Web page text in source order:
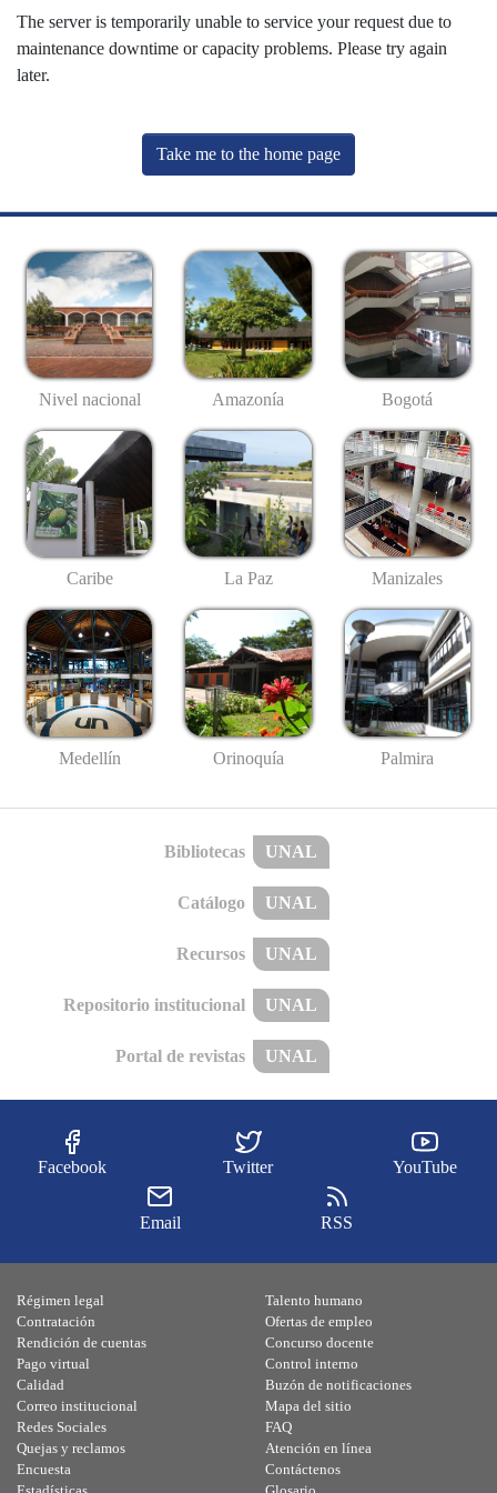
The server is temporarily unable to service your request due to
maintenance downtime or capacity problems. Please try again
later.
Take me to the home page
Nivel nacional Amazonía Bogotá
Caribe La Paz Manizales
Medellín Orinoquía Palmira
Bibliotecas UNAL
Catálogo UNAL
Recursos UNAL
Repositorio institucional UNAL
Portal de revistas UNAL
Facebook Twitter YouTube
Email RSS
Régimen legal
Contratación
Rendición de cuentas
Pago virtual
Calidad
Talento humano
Ofertas de empleo
Concurso docente
Control interno
Buzón de notificaciones
Correo institucional
Redes Sociales
Quejas y reclamos
Encuesta
Mapa del sitio
FAQ
Atención en línea
Contáctenos